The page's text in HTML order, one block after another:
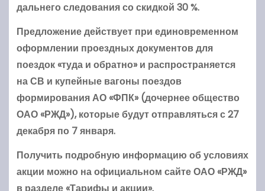
дальнего следования со скидкой 30 %.
Предложение действует при единовременном
оформлении проездных документов для
поездок «туда и обратно» и распространяется
на СВ и купейные вагоны поездов
формирования АО «ФПК» (дочернее общество
ОАО «РЖД»), которые будут отправляться с 27
декабря по 7 января.
Получить подробную информацию об условиях
акции можно на официальном сайте ОАО «РЖД»